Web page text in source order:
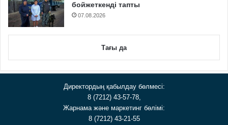
бойжеткенді тапты
07.08.2026
Тағы да
Директордың қабылдау бөлмесі:
8 (7212) 43-57-78,
Жарнама және маркетинг бөлімі:
8 (7212) 43-21-55